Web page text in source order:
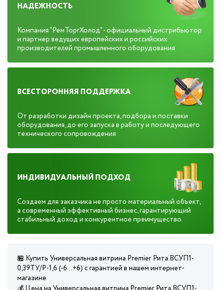
НАДЕЖНОСТЬ
Компания "РемТоргХолод" - официальный дистрибьютор
и партнер ведущих европейских и российских
производителей промышленного оборудования
ВСЕСТОРОННЯЯ ПОДДЕРЖКА
От разработки дизайн проекта, подбора и поставки
оборудования, до его запуска в работу и последующего
технического сопровождения
ИНДИВИДУАЛЬНЫЙ ПОДХОД
Создаем для заказчика не просто материальный объект,
а современный эффективный бизнес, гарантирующий
стабильный доход и конкурентное преимущество.
🏪 Купить Универсальная витрина Premier Рита ВСУП1-
0,39ТУ/Р-1,6 (-6…+6) с гарантией в нашем интернет-
магазине